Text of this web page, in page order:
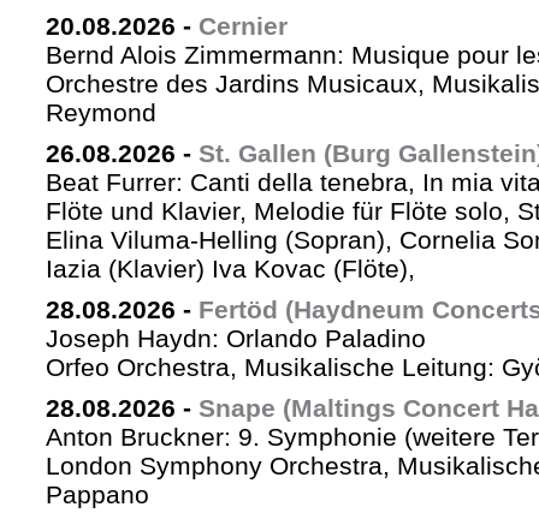
20.08.2026 - Cernier
Bernd Alois Zimmermann: Musique pour
Orchestre des Jardins Musicaux,
Reymond
26.08.2026 - St. Gallen (Burg
Beat Furrer: Canti della tenebra, In mia
Flöte und Klavier, Melodie für Flöte solo,
Elina Viluma-Helling (Sopran), Cornelia
Iazia (Klavier) Iva Kovac (Flöte),
28.08.2026 - Fertöd (Haydneum
Joseph Haydn: Orlando Paladino
Orfeo Orchestra, Musikalische Leitung:
28.08.2026 - Snape (Maltings Concert
Anton Bruckner: 9. Symphonie (weitere
London Symphony Orchestra,
Pappano